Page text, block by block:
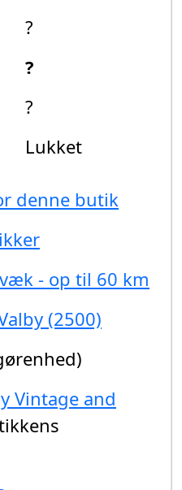
?
?
?
Lukket
denne butik
- op til 60 km
(2500)
Vintage and